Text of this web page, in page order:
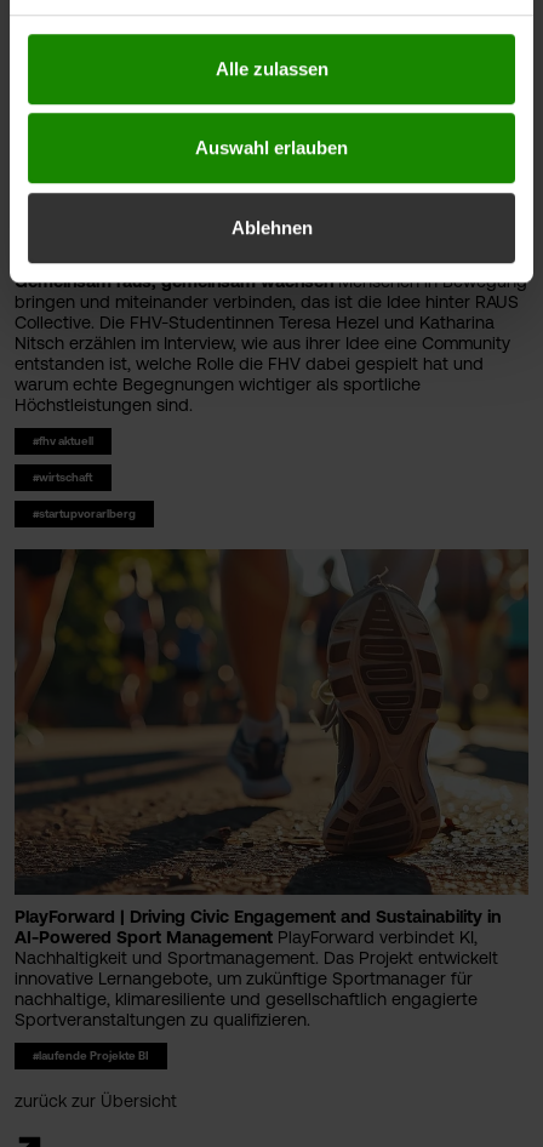
Sie unterhttps://www.fhv.at/datenschutz
Alle zulassen
Auswahl erlauben
Ablehnen
Gemeinsam raus, gemeinsam wachsenMenschen in Bewegung
bringen und miteinander verbinden, das ist die Idee hinter RAUS
Collective. Die FHV-Studentinnen Teresa Hezel und Katharina
Nitsch erzählen im Interview, wie aus ihrer Idee eine Community
entstanden ist, welche Rolle die FHV dabei gespielt hat und
warum echte Begegnungen wichtiger als sportliche
Höchstleistungen sind.
#fhv aktuell
#wirtschaft
#startupvorarlberg
PlayForward | Driving Civic Engagement and Sustainability in
AI-Powered Sport Management PlayForward verbindet KI,
Nachhaltigkeit und Sportmanagement. Das Projekt entwickelt
innovative Lernangebote, um zukünftige Sportmanager für
nachhaltige, klimaresiliente und gesellschaftlich engagierte
Sportveranstaltungen zu qualifizieren.
#laufende Projekte BI
zurück zur Übersicht